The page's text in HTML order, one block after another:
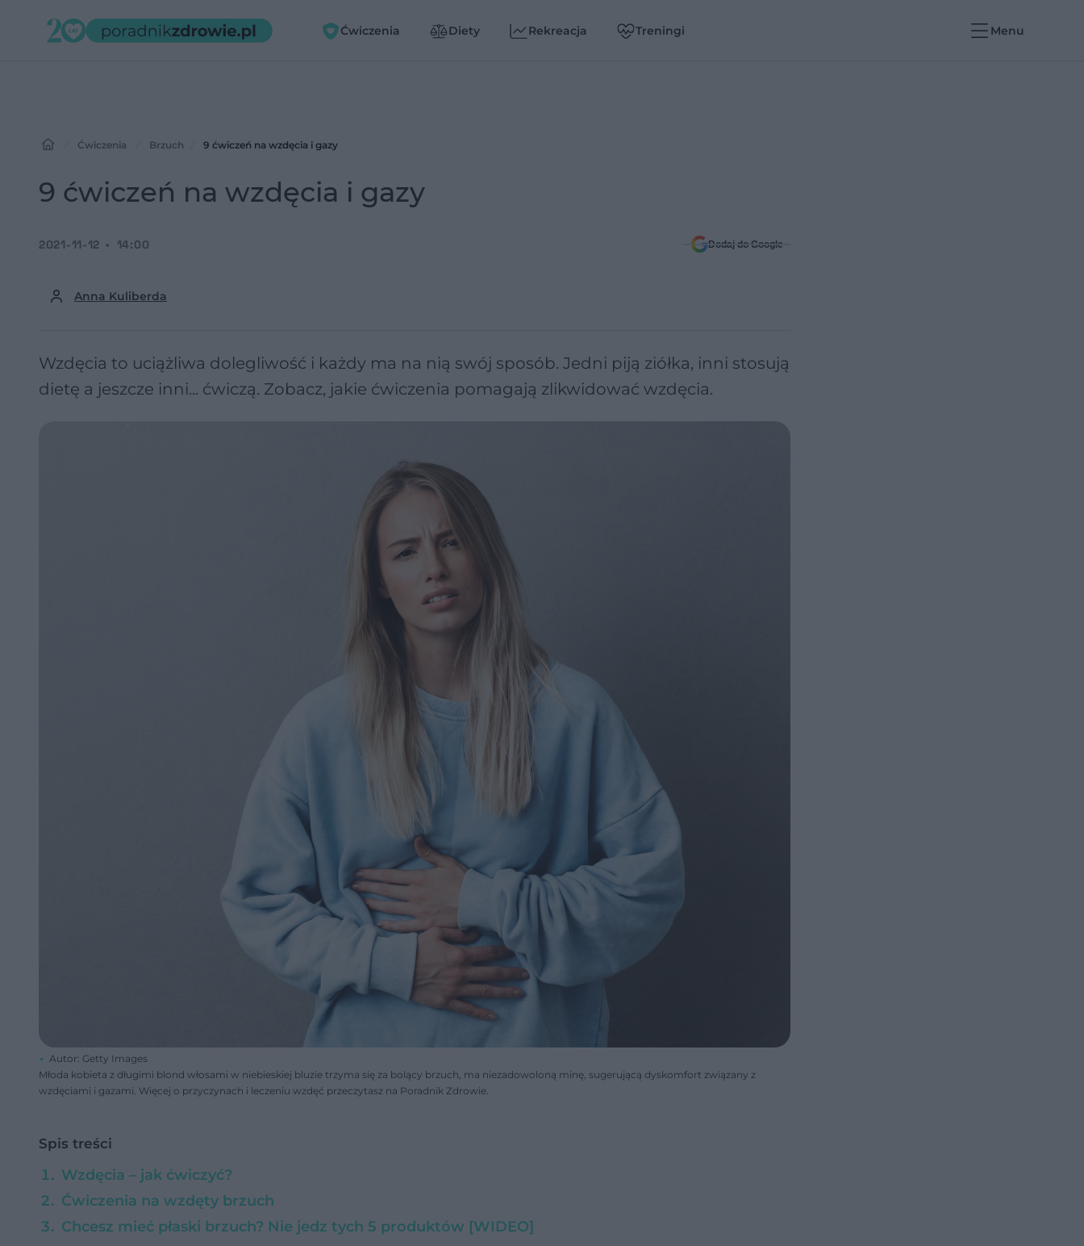
Ćwiczenia Diety Rekreacja Treningi Menu
Ćwiczenia Brzuch 9 ćwiczeń na wzdęcia i gazy
9 ćwiczeń na wzdęcia i gazy
Anna Kuliberda
2021-11-12 14:00 Dodaj do Google
Wzdęcia to uciążliwa dolegliwość i każdy ma na nią swój sposób. Jedni piją ziółka, inni stosują
dietę a jeszcze inni... ćwiczą. Zobacz, jakie ćwiczenia pomagają zlikwidować wzdęcia.
Autor: Getty Images
Młoda kobieta z długimi blond włosami w niebieskiej bluzie trzyma się za bolący brzuch, ma niezadowoloną minę, sugerującą dyskomfort związany z
wzdęciami i gazami. Więcej o przyczynach i leczeniu wzdęć przeczytasz na Poradnik Zdrowie.
Spis treści
Wzdęcia – jak ćwiczyć?
Ćwiczenia na wzdęty brzuch
Chcesz mieć płaski brzuch? Nie jedz tych 5 produktów [WIDEO]